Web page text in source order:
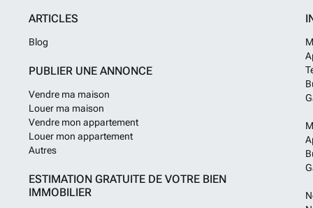
sommes
ARTICLES
Blog
PUBLIER UNE ANNONCE
Vendre ma maison
Louer ma maison
Vendre mon appartement
Louer mon appartement
Autres
ESTIMATION GRATUITE DE VOTRE BIEN
IMMOBILIER